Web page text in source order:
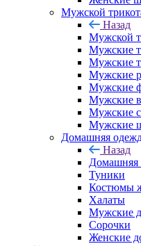
Мужской
Назад
Мужской
Мужские
Мужские
Мужские
Мужские
Мужские
Мужские
Мужские
Домашняя
Назад
Домашняя
Туники
Костюмы
Халаты
Мужские
Сорочки
Женские